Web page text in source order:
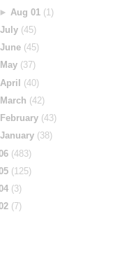
► Aug 01 (1)
July(45)
June(45)
May(37)
April (40)
March (42)
February(43)
January(38)
(483)
(125)
(3)
(7)